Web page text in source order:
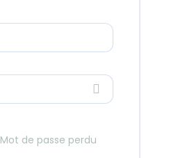
Mot de passe perdu